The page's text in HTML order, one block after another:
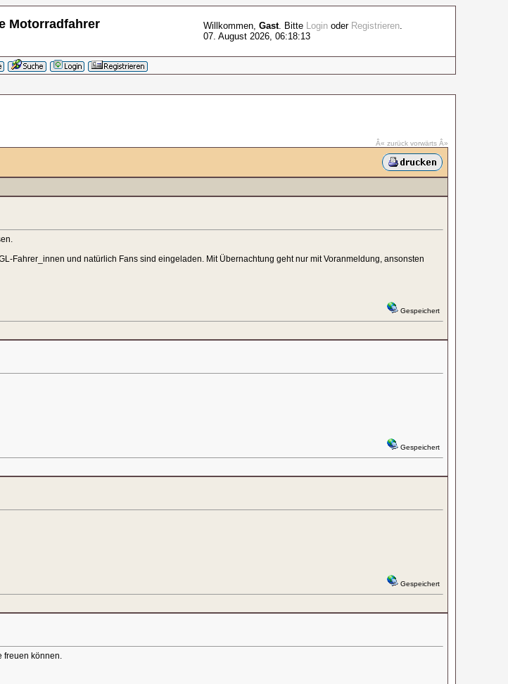
Motorradfahrer Willkommen, Gast. Bitte Loginoder Registrieren.
07. August 2026, 06:18:13
Â« zurück vorwärts Â»
Fahrer_innen und natürlich Fans sind eingeladen. Mit Übernachtung geht nur mit Voranmeldung, ansonsten
Gespeichert
Gespeichert
Gespeichert
freuen können.